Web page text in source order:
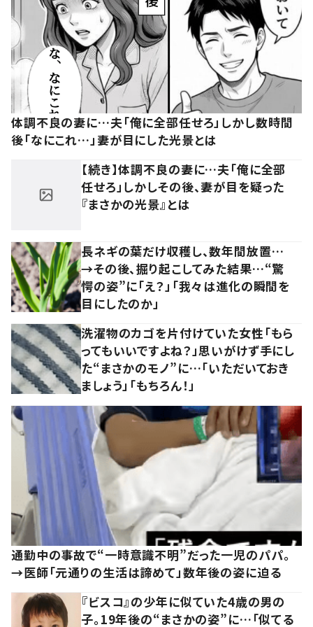
体調不良の妻に…夫「俺に全部任せろ」しかし数時間
後「なにこれ…」妻が目にした光景とは
【続き】体調不良の妻に…夫「俺に全部
任せろ」しかしその後、妻が目を疑った
『まさかの光景』とは
長ネギの葉だけ収穫し、数年間放置…
→その後、掘り起こしてみた結果…“驚
愕の姿”に「え？」「我々は進化の瞬間を
目にしたのか」
洗濯物のカゴを片付けていた女性「もら
ってもいいですよね？」思いがけず手にし
た“まさかのモノ”に…「いただいておき
ましょう」「もちろん！」
通勤中の事故で“一時意識不明”だった一児のパパ。
→医師「元通りの生活は諦めて」数年後の姿に迫る
『ビスコ』の少年に似ていた4歳の男の
子。19年後の“まさかの姿”に…「似てる